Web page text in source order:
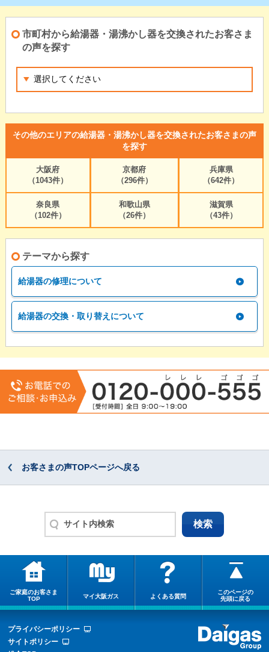
市町村から給湯器・湯沸かし器を交換されたお客さま
の声を探す
その他のエリアの給湯器・湯沸かし器を交換されたお客さまの声
を探す
大阪府
（1043件）
京都府
（296件）
兵庫県
（642件）
奈良県
（102件）
和歌山県
（26件）
滋賀県
（43件）
テーマから探す
給湯器の修理について
給湯器の交換・取り替えについて
お客さまの声TOPページへ戻る
ご家庭のお客さま
TOP
マイ大阪ガス よくある質問
このページの
先頭に戻る
プライバシーポリシー
サイトポリシー